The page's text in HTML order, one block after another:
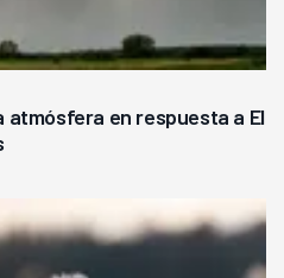
atmósfera en respuesta a El